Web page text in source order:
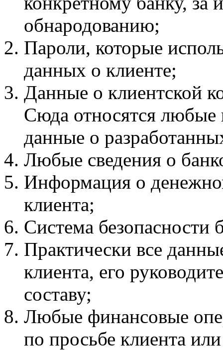
обнародованию;
Пароли, которые
данных о клиенте;
Данные о клиентской
Сюда относятся
данные о
Любые сведения о
Информация о
клиента;
Система безопасности
Практически все
клиента, его
составу;
Любые финансовые
по просьбе клиента